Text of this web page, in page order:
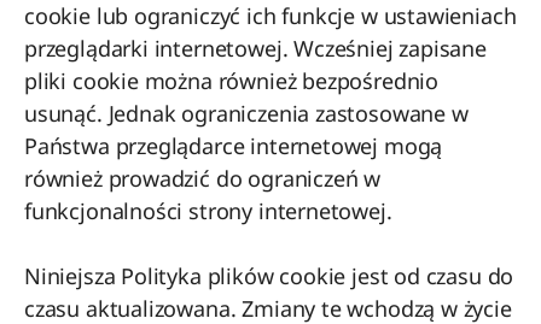
cookie lub ograniczyć ich funkcje w ustawieniach
przeglądarki internetowej. Wcześniej zapisane
pliki cookie można również bezpośrednio
usunąć. Jednak ograniczenia zastosowane w
Państwa przeglądarce internetowej mogą
również prowadzić do ograniczeń w
funkcjonalności strony internetowej.
Niniejsza Polityka plików cookie jest od czasu do
czasu aktualizowana. Zmiany te wchodzą w życie